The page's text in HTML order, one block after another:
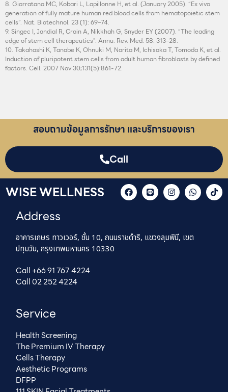
8. Giarratana MC, Kobari L, Lapillonne H, et al. (January 2005). “Ex vivo
generation of fully mature human red blood cells from hematopoietic stem
cells”. Nat. Biotechnol. 23 (1): 69–74.
9. Singec I, Jandial R, Crain A, Nikkhah G, Snyder EY (2007). “The leading
edge of stem cell therapeutics”. Annu. Rev. Med. 58: 313–28.
10. Takahashi K, Tanabe K, Ohnuki M, Narita M, Ichisaka T, Tomoda K, et al.
Induction of pluripotent stem cells from adult human fibroblasts by defined
factors. Cell. 2007 Nov 30;131(5):861-72.
สอบถามข้อมูลการรักษา และบริการของเรา
Call
WISE WELLNESS
Address
อาคารเกษร ทาวเวอร์, ชั้น 10, ถนนราชดำริ, แขวงลุมพินี, เขต
ปทุมวัน, กรุงเทพมหานคร 10330
Call +66 91 767 4224
Call 02 252 4224
Service
Health Screening
The Premium IV Therapy
Cells Therapy
Aesthetic Programs
DFPP